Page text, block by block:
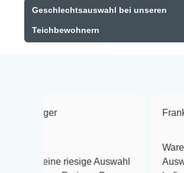
Geschlechtsauswahl bei unseren
Teichbewohnern
Auswahl
Frank Hackmayer
Warenanlieferung
Auswahl plus